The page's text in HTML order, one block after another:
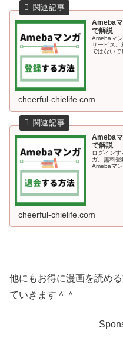
Ameba
で解説
Amebaマ
サービス。
ではないで
cheerful-chielife.com
Ameba
で解説
ログイン
ガ。無料
Amebaマ
cheerful-chielife.com
他にもお得に漫画を読め
ていきます＾＾